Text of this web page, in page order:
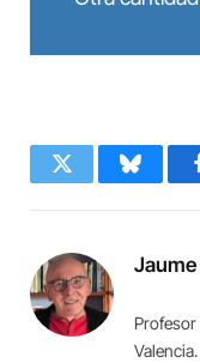
Twitter Bluesky
Valencia.